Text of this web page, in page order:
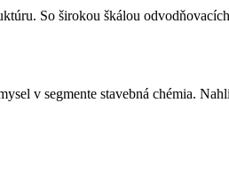
So širokou škálou
v segmente stavebná chémia.